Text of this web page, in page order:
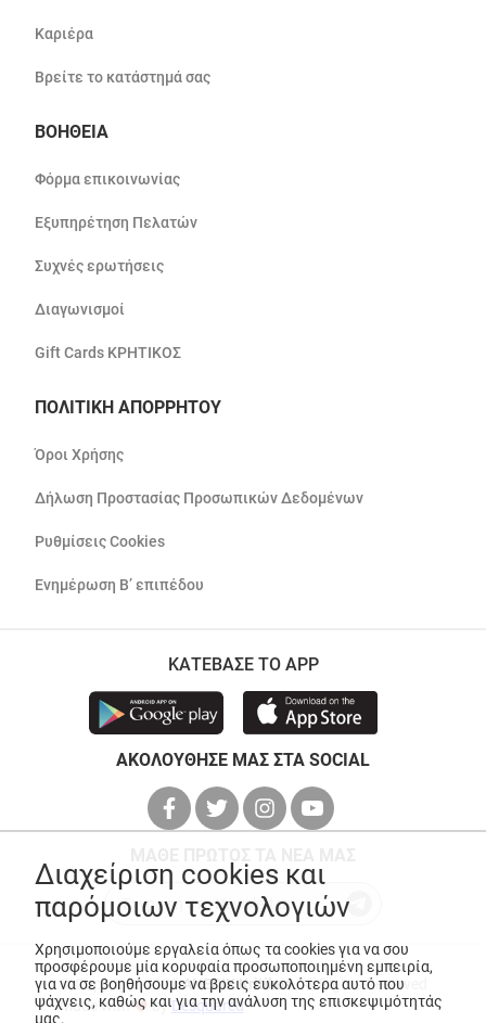
Καριέρα
Βρείτε το κατάστημά σας
ΒΟΗΘΕΙΑ
Φόρμα επικοινωνίας
Εξυπηρέτηση Πελατών
Συχνές ερωτήσεις
Διαγωνισμοί
Gift Cards ΚΡΗΤΙΚΟΣ
ΠΟΛΙΤΙΚΗ ΑΠΟΡΡΗΤΟΥ
Όροι Χρήσης
Δήλωση Προστασίας Προσωπικών Δεδομένων
Ρυθμίσεις Cookies
Ενημέρωση Β’ επιπέδου
ΚΑΤΕΒΑΣΕ ΤΟ APP
ΑΚΟΛΟΥΘΗΣΕ ΜΑΣ ΣΤΑ SOCIAL
© Copyright 2026ANEDIK Kritikos. All Rights Reserved
Made with
byDesquared
Διαχείριση cookies και
παρόμοιων τεχνολογιών
Χρησιμοποιούμε εργαλεία όπως τα cookies για να σου
προσφέρουμε μία κορυφαία προσωποποιημένη εμπειρία,
για να σε βοηθήσουμε να βρεις ευκολότερα αυτό που
ψάχνεις, καθώς και για την ανάλυση της επισκεψιμότητάς
μας.